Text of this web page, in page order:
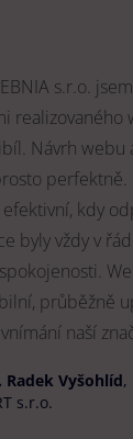
s.r.o.
realizovaného
Návrh webu
perfektně.
kdy
byly vždy v
průběžně
naší
Radek Vyšohlíd,
s.r.o.